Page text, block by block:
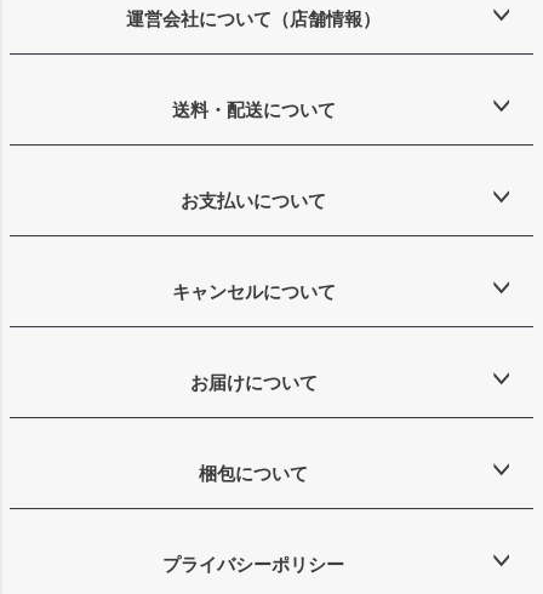
ップ
運営会社について（店舗情報）
送料・配送について
お支払いについて
キャンセルについて
お届けについて
梱包について
プライバシーポリシー